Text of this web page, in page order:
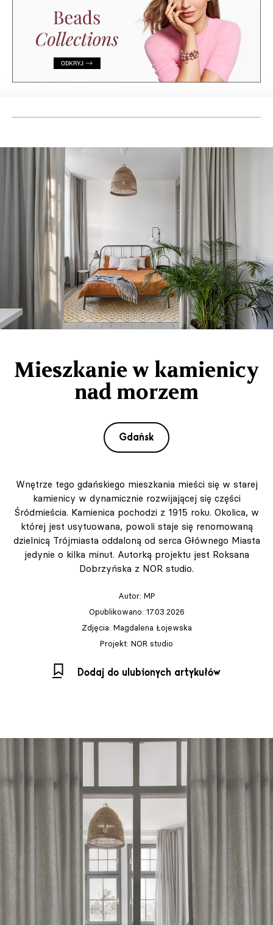
Mieszkanie w kamienicy
nad morzem
Gdańsk
Wnętrze tego gdańskiego mieszkania mieści się w starej
kamienicy w dynamicznie rozwijającej się części
Śródmieścia. Kamienica pochodzi z 1915 roku. Okolica, w
której jest usytuowana, powoli staje się renomowaną
dzielnicą Trójmiasta oddaloną od serca Głównego Miasta
jedynie o kilka minut. Autorką projektu jest Roksana
Dobrzyńska z NOR studio.
Autor: MP
Opublikowano: 17.03.2026
Zdjęcia: Magdalena Łojewska
Projekt: NOR studio
Dodaj do ulubionych artykułów